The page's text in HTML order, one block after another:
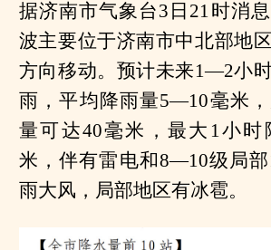
据济南市气象台3日21时消
波主要位于济南市中北部地
方向移动。预计未来1—2小
雨，平均降雨量5—10毫米
量可达40毫米，最大1小时
米，伴有雷电和8—10级局
雨大风，局部地区有冰雹。